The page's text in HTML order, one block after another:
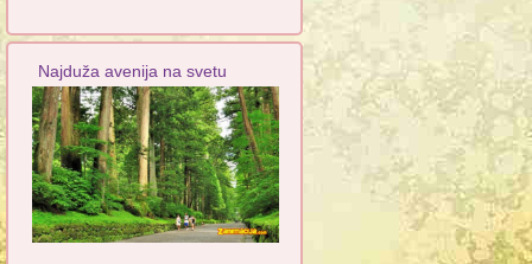
Najduža avenija na svetu